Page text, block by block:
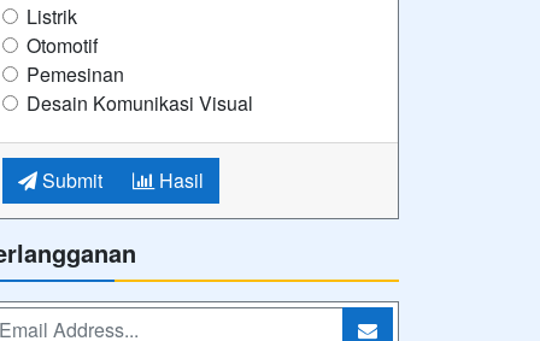
Listrik
Otomotif
Pemesinan
Desain Komunikasi Visual
Submit Hasil